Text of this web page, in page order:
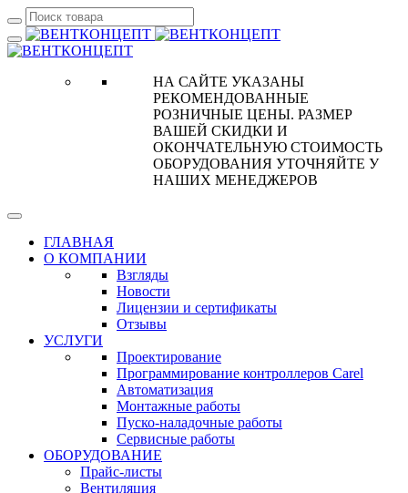
НА САЙТЕ УКАЗАНЫ
РЕКОМЕНДОВАННЫЕ
РОЗНИЧНЫЕ ЦЕНЫ. РАЗМЕР
ВАШЕЙ СКИДКИ И
ОКОНЧАТЕЛЬНУЮ СТОИМОСТЬ
ОБОРУДОВАНИЯ УТОЧНЯЙТЕ У
НАШИХ МЕНЕДЖЕРОВ
ГЛАВНАЯ
О КОМПАНИИ
Взгляды
Новости
Лицензии и сертификаты
Отзывы
УСЛУГИ
Проектирование
Программирование контроллеров Carel
Автоматизация
Монтажные работы
Пуско-наладочные работы
Сервисные работы
ОБОРУДОВАНИЕ
Прайс-листы
Вентиляция